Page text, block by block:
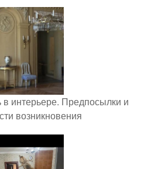
в интерьере. Предпосылки и
возникновения